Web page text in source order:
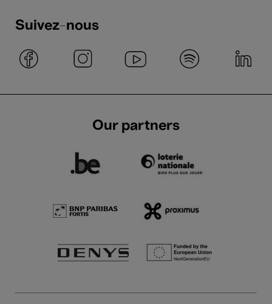
Suivez-nous
Our partners